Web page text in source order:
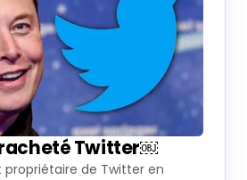
racheté Twitter￼
propriétaire de Twitter en